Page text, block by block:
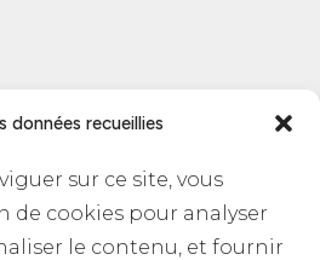
données recueillies
sur ce site, vous
de cookies pour analyser
le contenu, et fournir